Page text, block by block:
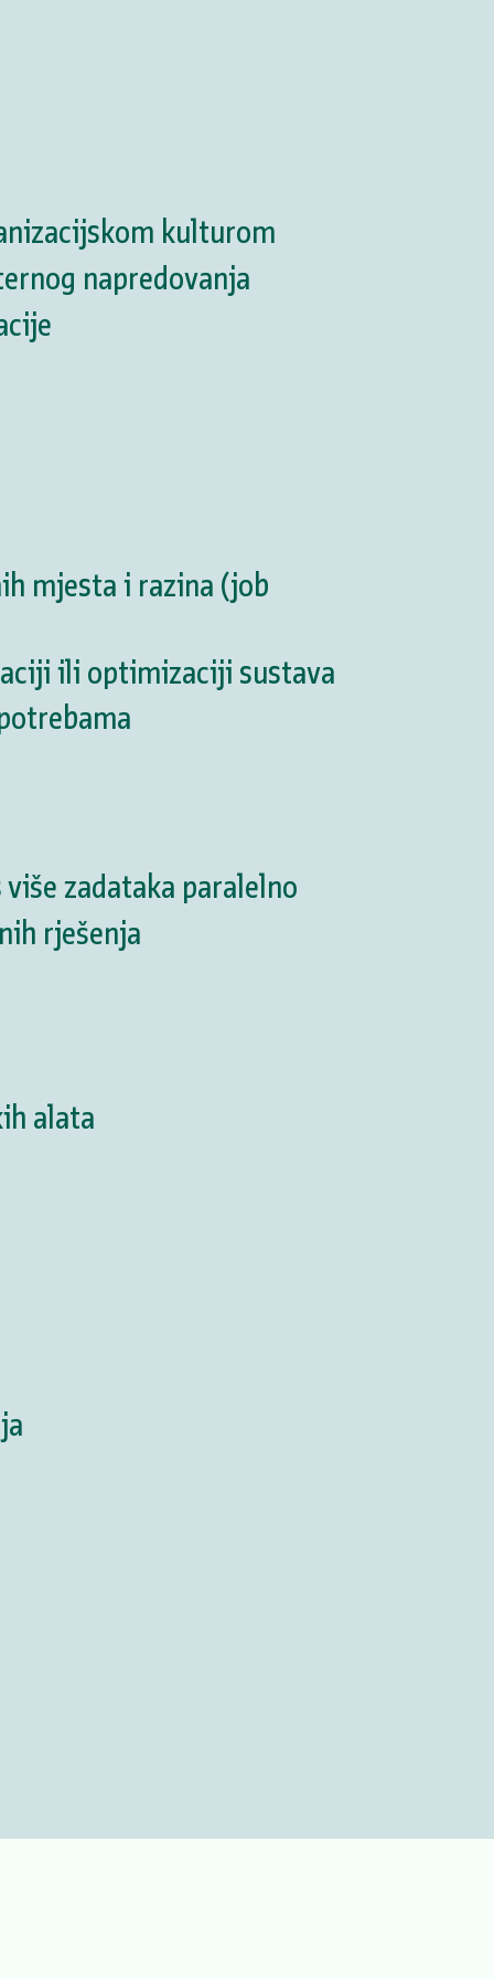
kulturom
napredovanja
mjesta i razina (job
ili optimizaciji sustava
zadataka paralelno
rješenja
alata